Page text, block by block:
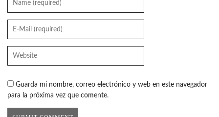
Guarda mi nombre, correo electrónico y web en este navegador
para la próxima vez que comente.